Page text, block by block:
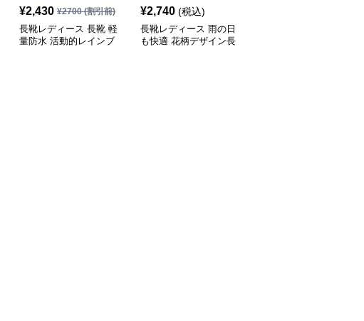
¥2,430 ¥2700(割引前)
長靴レディース 長靴 軽
量防水 活動的レインブ
¥2,740 (税込)
長靴レディース 雨の日
も快適 花柄デザイン長